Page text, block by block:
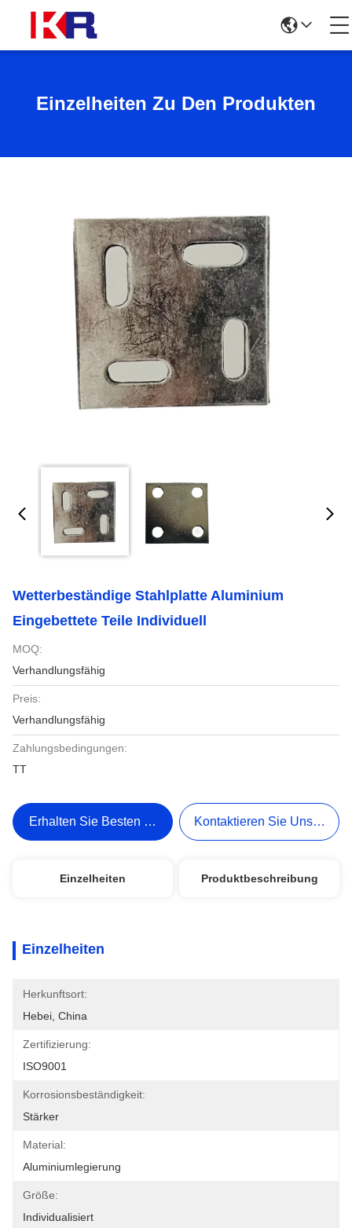
Einzelheiten Zu Den Produkten
Wetterbeständige Stahlplatte Aluminium
Eingebettete Teile Individuell
MOQ:
Verhandlungsfähig
Preis:
Verhandlungsfähig
Zahlungsbedingungen:
TT
Erhalten Sie Besten Preis Kontaktieren Sie Uns Jetzt
Einzelheiten Produktbeschreibung
Einzelheiten
Herkunftsort:
Hebei, China
Zertifizierung:
ISO9001
Korrosionsbeständigkeit:
Stärker
Material:
Aluminiumlegierung
Größe:
Individualisiert